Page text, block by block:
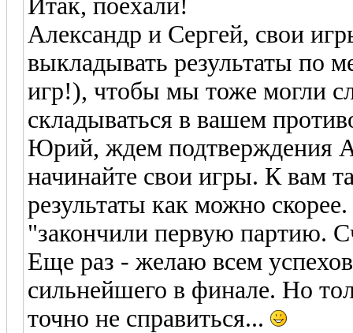
Итак, поехали!
Александр и Сергей, свои
выкладывать результаты по
игр!), чтобы мы тоже могли
складываться в вашем
Юрий, ждем подтверждения
начинайте свои игры. К вам
результаты как можно
"закончили первую партию.
Еще раз - желаю всем
сильнейшего в финале. Но
точно не справиться...